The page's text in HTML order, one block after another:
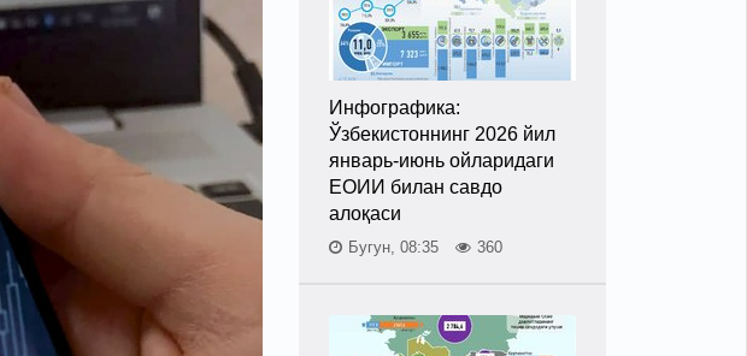
Инфографика:
Ўзбекистоннинг 2026 йил
январь-июнь ойларидаги
ЕОИИ билан савдо
алоқаси
Бугун, 08:35 360